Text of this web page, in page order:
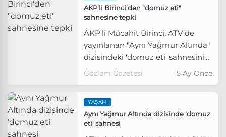
AKP'li Birinci'den "domuz eti"
sahnesine tepki
AKP'li Mücahit Birinci, ATV’de
yayınlanan "Aynı Yağmur Altında"
dizisindeki 'domuz eti' sahnesini
hedef aldı.
Gözlem Gazetesi 5 Ay Önce
YAŞAM
Aynı Yağmur Altında dizisinde 'domuz
eti' sahnesi